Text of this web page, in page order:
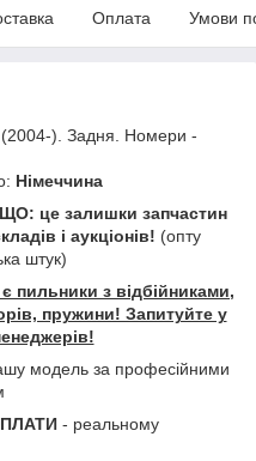
Оплата Умови
(2004-). Задня. Номери -
Німеччина
це залишки запчастин
і аукціонів! (опту
штук)
пильники з відбійниками,
пружини! Запитуйте у
модель за професійними
- реальному